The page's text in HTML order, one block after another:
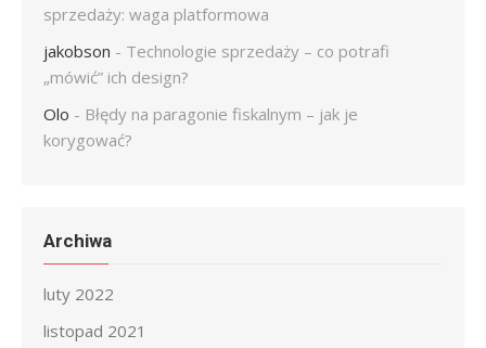
sprzedaży: waga platformowa
jakobson - Technologie sprzedaży – co potrafi
„mówić” ich design?
Olo - Błędy na paragonie fiskalnym – jak je
korygować?
Archiwa
luty 2022
listopad 2021